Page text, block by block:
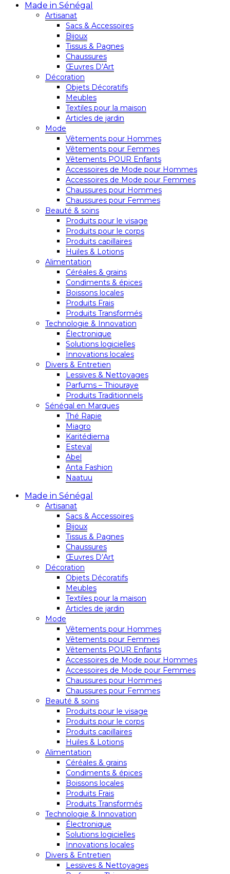
Made in Sénégal
Artisanat
Sacs & Accessoires
Bijoux
Tissus & Pagnes
Chaussures
Œuvres D’Art
Décoration
Objets Décoratifs
Meubles
Textiles pour la maison
Articles de jardin
Mode
Vêtements pour Hommes
Vêtements pour Femmes
Vêtements POUR Enfants
Accessoires de Mode pour Hommes
Accessoires de Mode pour Femmes
Chaussures pour Hommes
Chaussures pour Femmes
Beauté & soins
Produits pour le visage
Produits pour le corps
Produits capillaires
Huiles & Lotions
Alimentation
Céréales & grains
Condiments & épices
Boissons locales
Produits Frais
Produits Transformés
Technologie & Innovation
Électronique
Solutions logicielles
Innovations locales
Divers & Entretien
Lessives & Nettoyages
Parfums – Thiouraye
Produits Traditionnels
Sénégal en Marques
Thé Rapie
Miagro
Karitédiema
Esteval
Abel
Anta Fashion
Naatuu
Made in Sénégal
Artisanat
Sacs & Accessoires
Bijoux
Tissus & Pagnes
Chaussures
Œuvres D’Art
Décoration
Objets Décoratifs
Meubles
Textiles pour la maison
Articles de jardin
Mode
Vêtements pour Hommes
Vêtements pour Femmes
Vêtements POUR Enfants
Accessoires de Mode pour Hommes
Accessoires de Mode pour Femmes
Chaussures pour Hommes
Chaussures pour Femmes
Beauté & soins
Produits pour le visage
Produits pour le corps
Produits capillaires
Huiles & Lotions
Alimentation
Céréales & grains
Condiments & épices
Boissons locales
Produits Frais
Produits Transformés
Technologie & Innovation
Électronique
Solutions logicielles
Innovations locales
Divers & Entretien
Lessives & Nettoyages